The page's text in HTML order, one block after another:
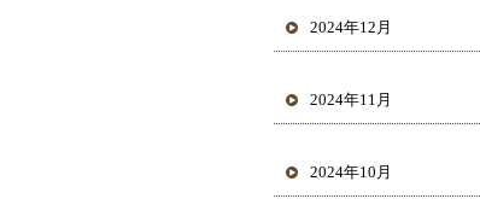
2024年12月
2024年11月
2024年10月